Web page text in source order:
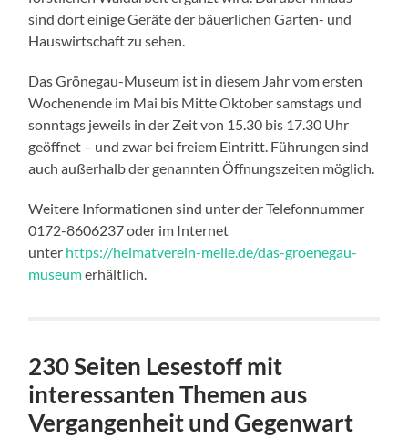
sind dort einige Geräte der bäuerlichen Garten- und
Hauswirtschaft zu sehen.
Das Grönegau-Museum ist in diesem Jahr vom ersten
Wochenende im Mai bis Mitte Oktober samstags und
sonntags jeweils in der Zeit von 15.30 bis 17.30 Uhr
geöffnet – und zwar bei freiem Eintritt. Führungen sind
auch außerhalb der genannten Öffnungszeiten möglich.
Weitere Informationen sind unter der Telefonnummer
0172-8606237 oder im Internet
unter https://heimatverein-melle.de/das-groenegau-
museumerhältlich.
230 Seiten Lesestoff mit
interessanten Themen aus
Vergangenheit und Gegenwart